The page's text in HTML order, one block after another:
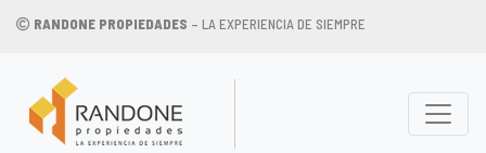
RANDONE PROPIEDADES – LA EXPERIENCIA DE SIEMPRE